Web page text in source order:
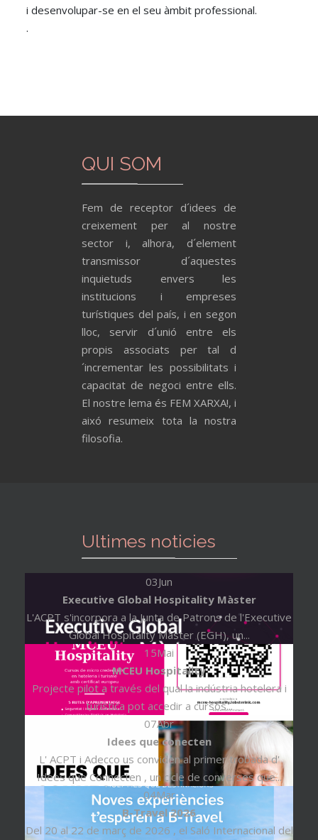
i desenvolupar-se en el seu àmbit professional.
.
QUI SOM
Fem de receptor d´idees de
creixement per al nostre
sector i, alhora, d´element
transmissor d´aquestes
inquietuds envers les
institucions i empreses
turístiques del país, i en segon
lloc, servir d´unió entre els
propis associats per tal d
´incrementar les possibilitats i
capacitat de negoci entre ells.
El nostre lema és FEM XARXA!, i
aixó resumeix tota la nostra
filosofia.
Ultimes noticies
03Jun
Executive Global Hospitality Màster
L'ACPT s'incorpora a la Junta de Patrons de l'Executive
Global Hospitality Màster (EGH), un...
15Mai
MCEU Hospitality
Projecte pilot a través del qual la indústria hotelera i
turística pot accedir a cursos...
07Abr
Idees que conecten
L' ACPT i Adecco us conviden al primer trobada d'
Idees que Connecten , un cicle de converses que...
04Mar
B-Travel 2026
Del 20 al 22 de març de 2026 , el Saló Internacional del